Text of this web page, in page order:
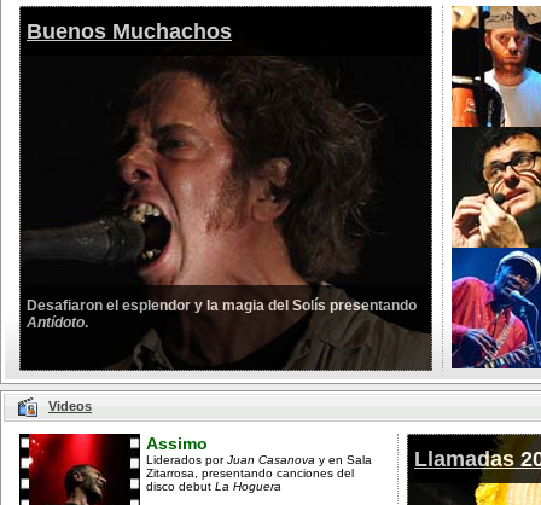
Buenos Muchachos
Desafiaron el esplendor y la magia del Solís presentando
Antídoto.
Videos
Assimo
Liderados porJuan Casanova y en Sala
Zitarrosa, presentando canciones del
disco debut La Hoguera
Llamadas